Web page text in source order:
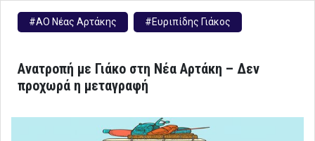
#ΑΟ Νέας Αρτάκης #Ευριπίδης Γιάκος
Ανατροπή με Γιάκο στη Νέα Αρτάκη – Δεν
προχωρά η μεταγραφή